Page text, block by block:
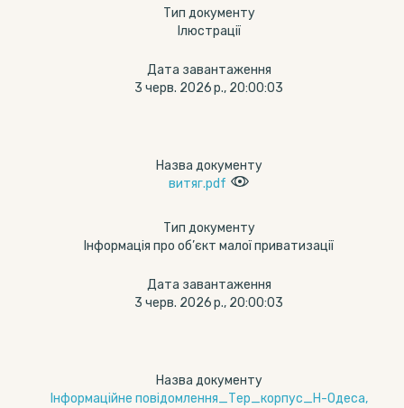
Тип документу
Ілюстрації
Дата завантаження
3 черв. 2026 р., 20:00:03
Назва документу
витяг.pdf
Тип документу
Інформація про об’єкт малої приватизації
Дата завантаження
3 черв. 2026 р., 20:00:03
Назва документу
Інформаційне повідомлення_Тер_корпус_Н-Одеса,